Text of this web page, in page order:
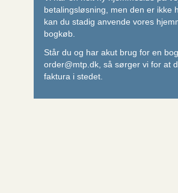
betalingsløsning, men den er ikke
kan du stadig anvende vores
bogkøb.
Står du og har akut brug for en
order@mtp.dk, så sørger vi for at
faktura i stedet.